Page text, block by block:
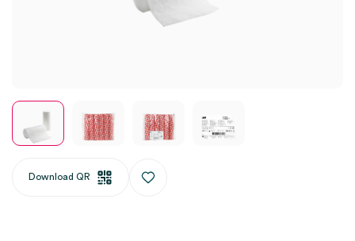
Download QR